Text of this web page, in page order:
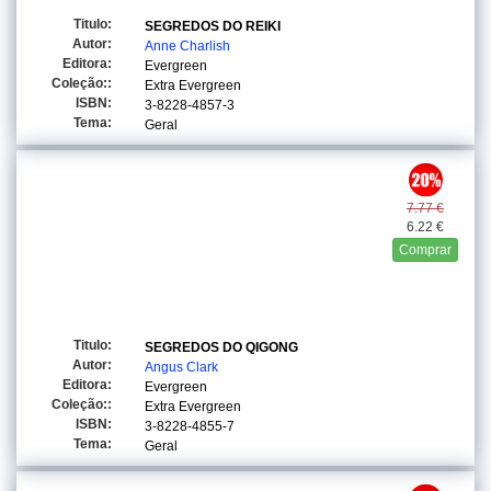
Titulo:
SEGREDOS DO REIKI
Autor:
Anne Charlish
Editora:
Evergreen
Coleção::
Extra Evergreen
ISBN:
3-8228-4857-3
Tema:
Geral
7.77 €
6.22 €
Comprar
Titulo:
SEGREDOS DO QIGONG
Autor:
Angus Clark
Editora:
Evergreen
Coleção::
Extra Evergreen
ISBN:
3-8228-4855-7
Tema:
Geral